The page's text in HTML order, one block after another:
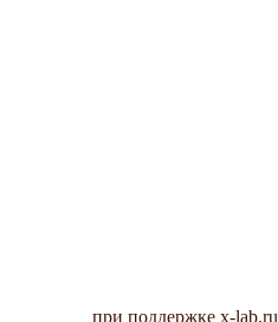
при поддержке x-lab.ru